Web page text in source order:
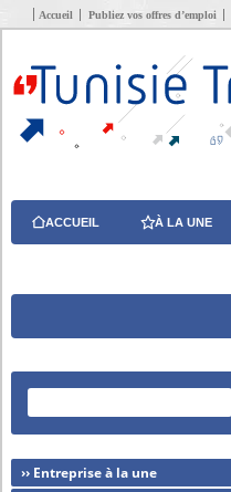
Accueil Publiez vos offres d’emploi
ACCUEIL À LA UNE
›› Entreprise à la une